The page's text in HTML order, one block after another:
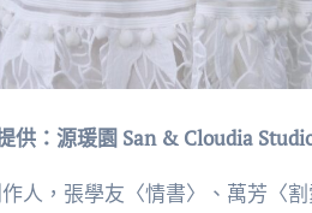
：源瑗園 San & Cloudia
人，張學友〈情書〉、萬芳〈